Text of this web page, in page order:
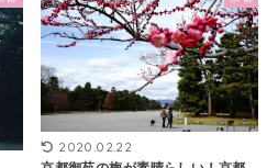
2020.02.22